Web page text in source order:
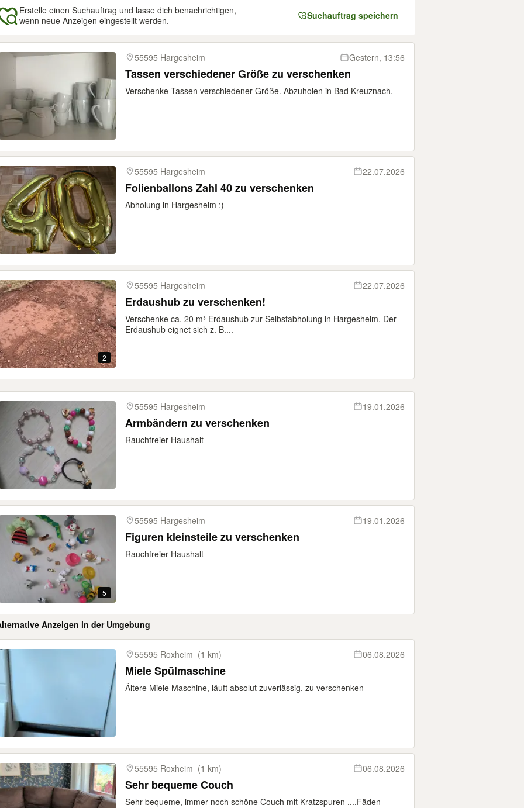
Erstelle einen Suchauftrag und lasse dich benachrichtigen,
wenn neue Anzeigen eingestellt werden.
Suchauftrag speichern
55595 Hargesheim
Gestern, 13:56
Tassen verschiedener Größe zu verschenken
Verschenke Tassen verschiedener Größe. Abzuholen in Bad Kreuznach.
55595 Hargesheim 22.07.2026
Folienballons Zahl 40 zu verschenken
Abholung in Hargesheim :)
2
55595 Hargesheim 22.07.2026
Erdaushub zu verschenken!
Verschenke ca. 20 m³ Erdaushub zur Selbstabholung in Hargesheim. Der
Erdaushub eignet sich z. B....
55595 Hargesheim 19.01.2026
Armbändern zu verschenken
Rauchfreier Haushalt
5
55595 Hargesheim 19.01.2026
Figuren kleinsteile zu verschenken
Rauchfreier Haushalt
Anzeigen in der Umgebung
55595 Roxheim (1 km) 06.08.2026
Miele Spülmaschine
Ältere Miele Maschine, läuft absolut zuverlässig, zu verschenken
55595 Roxheim (1 km) 06.08.2026
Sehr bequeme Couch
Sehr bequeme, immer noch schöne Couch mit Kratzspuren ....Fäden